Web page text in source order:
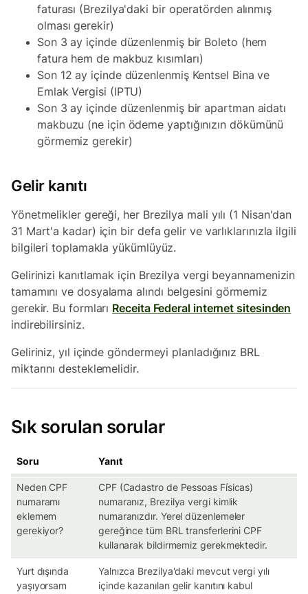
faturası (Brezilya'daki bir operatörden alınmış
olması gerekir)
Son 3 ay içinde düzenlenmiş bir Boleto (hem
fatura hem de makbuz kısımları)
Son 12 ay içinde düzenlenmiş Kentsel Bina ve
Emlak Vergisi (IPTU)
Son 3 ay içinde düzenlenmiş bir apartman aidatı
makbuzu (ne için ödeme yaptığınızın dökümünü
görmemiz gerekir)
Gelir kanıtı
Yönetmelikler gereği, her Brezilya mali yılı (1 Nisan'dan
31 Mart'a kadar) için bir defa gelir ve varlıklarınızla ilgili
bilgileri toplamakla yükümlüyüz.
Gelirinizi kanıtlamak için Brezilya vergi beyannamenizin
tamamını ve dosyalama alındı belgesini görmemiz
gerekir. Bu formları Receita Federal internet sitesinden
indirebilirsiniz.
Geliriniz, yıl içinde göndermeyi planladığınız BRL
miktarını desteklemelidir.
Sık sorulan sorular
Soru Yanıt
Neden CPF
numaramı
eklemem
gerekiyor?
CPF (Cadastro de Pessoas Físicas)
numaranız, Brezilya vergi kimlik
numaranızdır. Yerel düzenlemeler
gereğince tüm BRL transferlerini CPF
kullanarak bildirmemiz gerekmektedir.
Yurt dışında
yaşıyorsam
Yalnızca Brezilya'daki mevcut vergi yılı
içinde kazanılan gelir kanıtını kabul